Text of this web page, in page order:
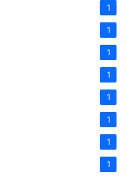
1
1
1
1
1
1
1
1